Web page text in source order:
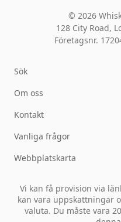
© 2026
128 City Road,
Företagsnr.
Sök
Om oss
Kontakt
Vanliga frågor
Webbplatskarta
Vi kan få provision via
kan vara uppskattningar
valuta. Du måste vara